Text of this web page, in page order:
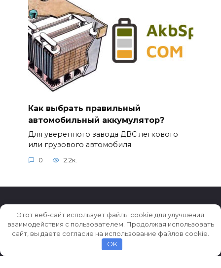
Как выбрать правильный
автомобильный аккумулятор?
Для уверенного завода ДВС легкового
или грузового автомобиля
0 2.2к.
© 2026 Истории ★ Новости ★ Факты ★ Очерки
Этот веб-сайт использует файлы cookie для улучшения
взаимодействия с пользователем. Продолжая использовать
сайт, вы даете согласие на использование файлов cookie.
OK